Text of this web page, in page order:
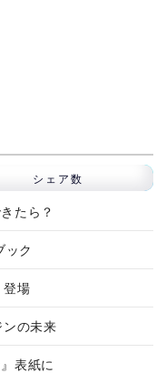
シェア数
たら？
ック
登場
の未来
表紙に